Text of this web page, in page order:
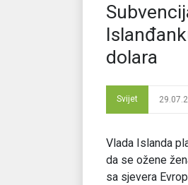
dolara
Svijet
Vlada Islanda
da se ožene
sa sjevera